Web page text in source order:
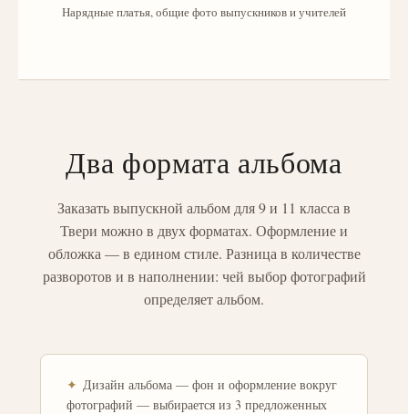
Нарядные платья, общие фото выпускников и учителей
Два формата альбома
Заказать выпускной альбом для 9 и 11 класса в
Твери можно в двух форматах. Оформление и
обложка — в едином стиле. Разница в количестве
разворотов и в наполнении: чей выбор фотографий
определяет альбом.
✦ Дизайн альбома — фон и оформление вокруг
фотографий — выбирается из 3 предложенных